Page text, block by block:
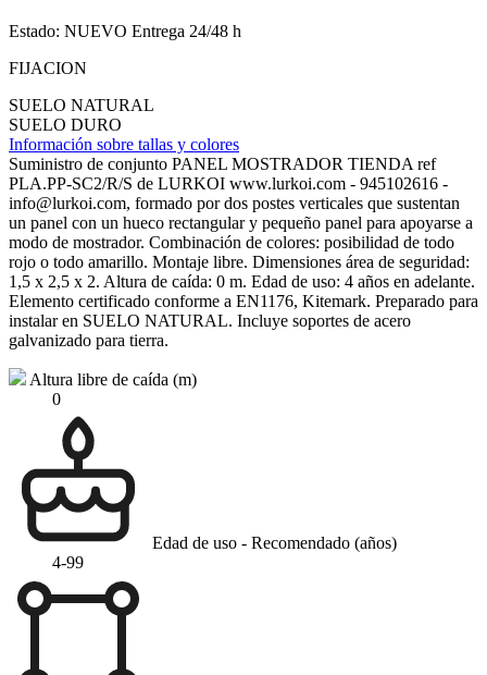
Estado: NUEVO Entrega 24/48 h
FIJACION
SUELO NATURAL
SUELO DURO
Información sobre tallas y colores
Suministro de conjunto PANEL MOSTRADOR TIENDA ref
PLA.PP-SC2/R/S de LURKOI www.lurkoi.com - 945102616 -
info@lurkoi.com, formado por dos postes verticales que sustentan
un panel con un hueco rectangular y pequeño panel para apoyarse a
modo de mostrador. Combinación de colores: posibilidad de todo
rojo o todo amarillo. Montaje libre. Dimensiones área de seguridad:
1,5 x 2,5 x 2. Altura de caída: 0 m. Edad de uso: 4 años en adelante.
Elemento certificado conforme a EN1176, Kitemark. Preparado para
instalar en SUELO NATURAL. Incluye soportes de acero
galvanizado para tierra.
Altura libre de caída (m)
0
Edad de uso - Recomendado (años)
4-99